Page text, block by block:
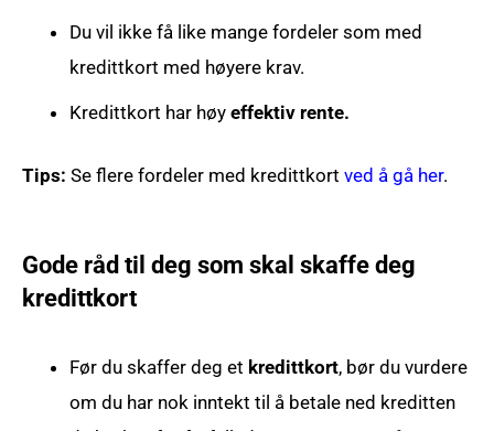
Du vil ikke få like mange fordeler som med
kredittkort med høyere krav.
Kredittkort har høy effektiv rente.
Tips: Se flere fordeler med kredittkortved å gå her.
Gode råd til deg som skal skaffe deg
kredittkort
Før du skaffer deg et kredittkort, bør du vurdere
om du har nok inntekt til å betale ned kreditten